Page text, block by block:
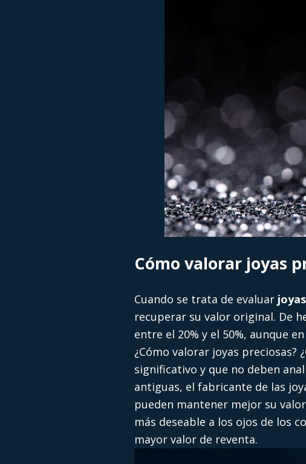
Cómo valorar joyas
Cuando se trata de evaluar
recuperar su valor original. De
entre el 20% y el 50%, aunque
¿Cómo valorar joyas preciosas?
significativo y que no deben
antiguas, el fabricante de las
pueden mantener mejor su
más deseable a los ojos de los
mayor valor de reventa.